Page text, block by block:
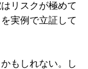
リスクが極めて
実例で立証して
もしれない。し